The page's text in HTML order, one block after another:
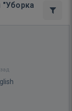
"Уборка